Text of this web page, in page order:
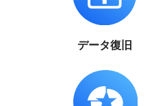
データ復旧